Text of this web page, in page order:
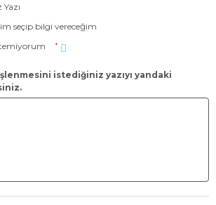
seçip bilgi vereceğim
*
istediğiniz yazıyı yandaki